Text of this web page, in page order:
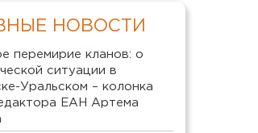
НОВОСТИ
перемирие кланов: о
ситуации в
Уральском – колонка
ЕАН Артема